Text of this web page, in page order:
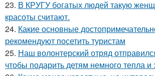
23. В КРУГУ богатых людей такую
красоты считают.
24. Какие основные
рекомендуют посетить туристам
25. Наш волонтерский отряд
чтобы подарить детям немного тепла и